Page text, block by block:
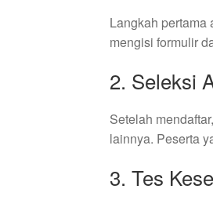
Langkah pertama
mengisi formulir
2. Seleksi
Setelah
lainnya. Peserta
3. Tes